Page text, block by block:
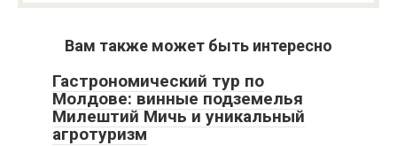
Вам также может быть интересно
Гастрономический тур по
Молдове: винные подземелья
Милештий Мичь и уникальный
агротуризм